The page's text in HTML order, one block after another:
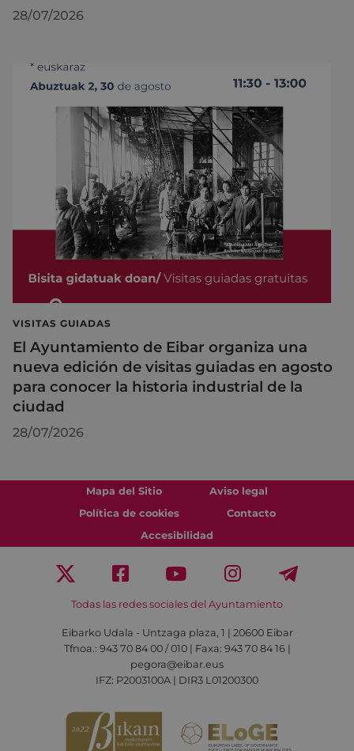
28/07/2026
VISITAS GUIADAS
El Ayuntamiento de Eibar organiza una
nueva edición de visitas guiadas en agosto
para conocer la historia industrial de la
ciudad
28/07/2026
Mapa del Sitio
Aviso legal
Política de cookies
Contacto
Accesibilidad
Todas las redes sociales del Ayuntamiento
Eibarko Udala - Untzaga plaza, 1 | 20600 Eibar
Tfnoa.: 943 70 84 00 / 010 | Faxa: 943 70 84 16 |
pegora@eibar.eus
IFZ: P2003100A | DIR3 L01200300